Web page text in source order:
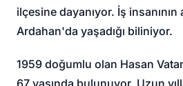
ilçesine dayanıyor. İş
Ardahan'da yaşadığı biliniyor.
1959 doğumlu olan Hasan
67 yaşında bulunuyor. Uzun